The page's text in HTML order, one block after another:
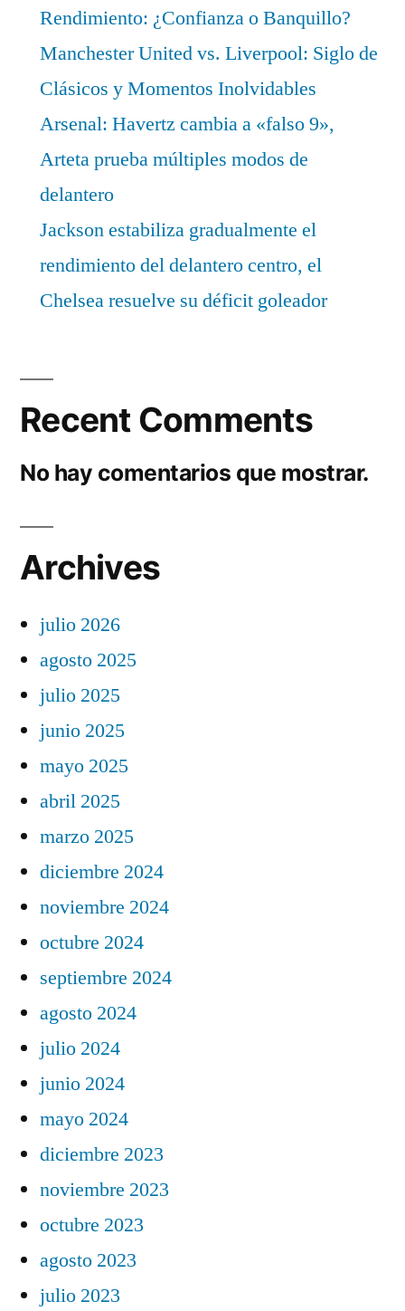
Rendimiento: ¿Confianza o Banquillo?
Manchester United vs. Liverpool: Siglo de
Clásicos y Momentos Inolvidables
Arsenal: Havertz cambia a «falso 9»,
Arteta prueba múltiples modos de
delantero
Jackson estabiliza gradualmente el
rendimiento del delantero centro, el
Chelsea resuelve su déficit goleador
Recent Comments
No hay comentarios que mostrar.
Archives
julio 2026
agosto 2025
julio 2025
junio 2025
mayo 2025
abril 2025
marzo 2025
diciembre 2024
noviembre 2024
octubre 2024
septiembre 2024
agosto 2024
julio 2024
junio 2024
mayo 2024
diciembre 2023
noviembre 2023
octubre 2023
agosto 2023
julio 2023